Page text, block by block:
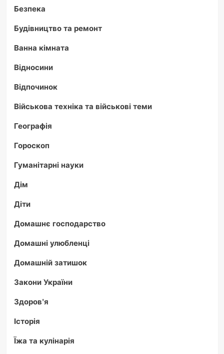
Безпека
Будівництво та ремонт
Ванна кімната
Відносини
Відпочинок
Військова техніка та військові теми
Географія
Гороскоп
Гуманітарні науки
Дім
Діти
Домашнє господарство
Домашні улюбленці
Домашній затишок
Закони України
Здоров'я
Історія
Їжа та кулінарія